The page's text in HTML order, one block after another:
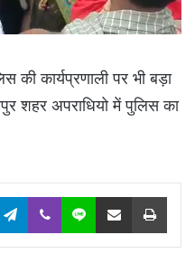
की कार्यप्रणाली पर भी बड़ा
शहर अपराधियो में पुलिस का
Telegram
Viber Line Share via Email Print